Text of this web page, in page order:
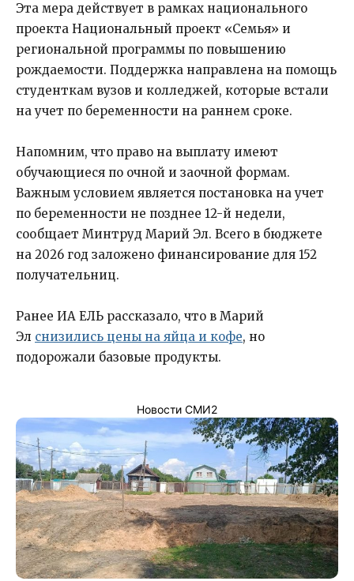
Эта мера действует в рамках национального
проекта Национальный проект «Семья» и
региональной программы по повышению
рождаемости. Поддержка направлена на помощь
студенткам вузов и колледжей, которые встали
на учет по беременности на раннем сроке.
Напомним, что право на выплату имеют
обучающиеся по очной и заочной формам.
Важным условием является постановка на учет
по беременности не позднее 12-й недели,
сообщает Минтруд Марий Эл. Всего в бюджете
на 2026 год заложено финансирование для 152
получательниц.
Ранее ИА ЕЛЬ рассказало, что в Марий
Эл снизились цены на яйца и кофе, но
подорожали базовые продукты.
Новости СМИ2